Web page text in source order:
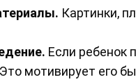
Картинки,
Если ребенок
мотивирует его